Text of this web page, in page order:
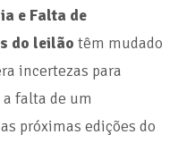
e Falta de
do leilão têm mudado
incertezas para
falta de um
próximas edições do